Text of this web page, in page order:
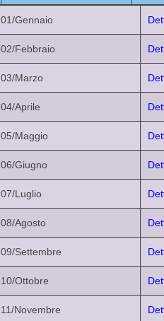
01/Gennaio
02/Febbraio
03/Marzo
04/Aprile
05/Maggio
06/Giugno
07/Luglio
08/Agosto
09/Settembre
10/Ottobre
11/Novembre